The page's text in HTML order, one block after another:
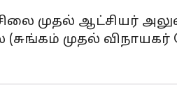
முதல் ஆட்சியர்
(சுங்கம் முதல்